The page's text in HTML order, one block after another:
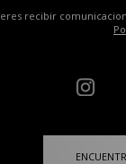
recibir